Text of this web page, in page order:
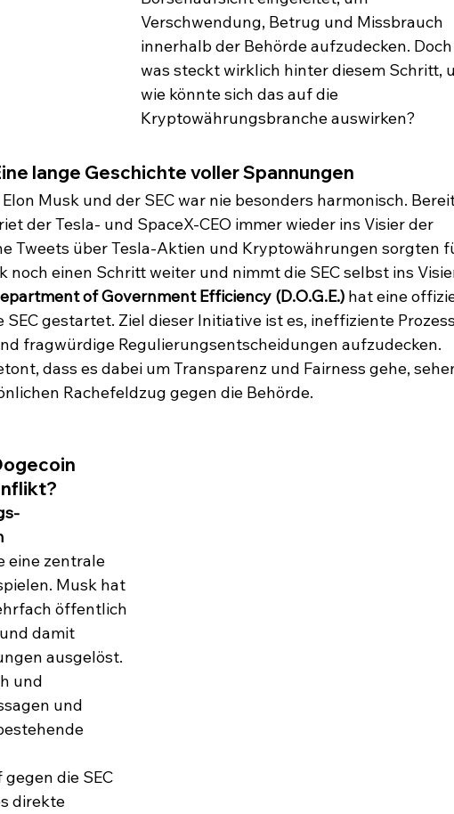
Verschwendung, Betrug und Missbrauch
innerhalb der Behörde aufzudecken. Doch
was steckt wirklich hinter diesem Schritt,
wie könnte sich das auf die
Kryptowährungsbranche auswirken?
lange Geschichte voller Spannungen
Musk und der SEC war nie besonders harmonisch.
der Tesla- und SpaceX-CEO immer wieder ins Visier der
Tweets über Tesla-Aktien und Kryptowährungen sorgten
noch einen Schritt weiter und nimmt die SEC selbst ins
of Government Efficiency (D.O.G.E.) hat eine
gestartet. Ziel dieser Initiative ist es, ineffiziente
fragwürdige Regulierungsentscheidungen aufzudecken.
dass es dabei um Transparenz und Fairness gehe,
Rachefeldzug gegen die Behörde.
eine zentrale
Musk hat
öffentlich
damit
ausgelöst.
und
und
die SEC
direkte